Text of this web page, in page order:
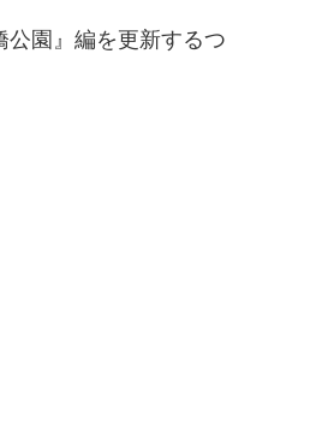
園』編を更新するつ